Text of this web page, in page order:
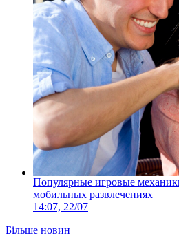
Популярные игровые
мобильных развлечениях
14:07, 22/07
Більше новин